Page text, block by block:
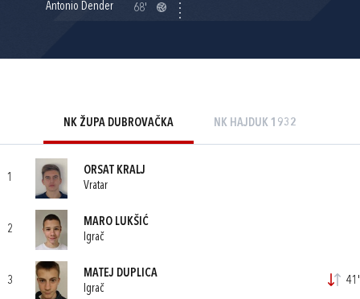
Antonio Dender
68'
NK ŽUPA DUBROVAČKA NK HAJDUK 1932
1
ORSAT KRALJ
Vratar
2
MARO LUKŠIĆ
Igrač
3
MATEJ DUPLICA
Igrač
41'